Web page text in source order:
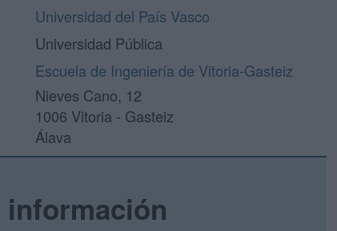
Universidad del País Vasco
Universidad Pública
Escuela de Ingeniería de Vitoria-Gasteiz
Nieves Cano, 12
1006 Vitoria - Gasteiz
Álava